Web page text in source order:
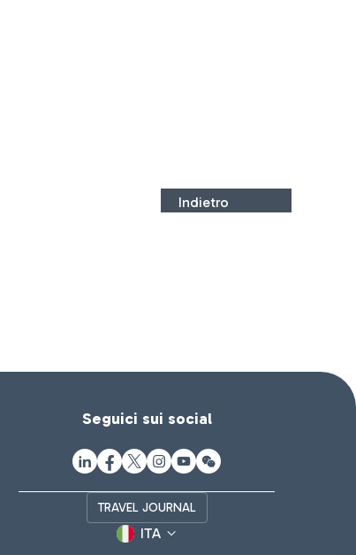
Indietro
Seguici sui social
TRAVEL JOURNAL
ITA